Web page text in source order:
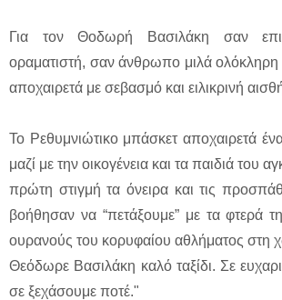
Για τον Θοδωρή Βασιλάκη σαν
οραματιστή, σαν άνθρωπο μιλά ολόκληρη
αποχαιρετά με σεβασμό και ειλικρινή
Το Ρεθυμνιώτικο μπάσκετ αποχαιρετά
μαζί με την οικογένεια και τα παιδιά του
πρώτη στιγμή τα όνειρα και τις
βοήθησαν να “πετάξουμε” με τα φτερά
ουρανούς του κορυφαίου αθλήματος στη
Θεόδωρε Βασιλάκη καλό ταξίδι. Σε
σε ξεχάσουμε ποτέ."